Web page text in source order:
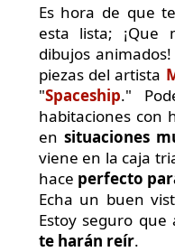
Es hora de que
esta lista; ¡Que
dibujos
piezas del artista
"Spaceship."
habitaciones con
en situaciones
viene en la caja
hace perfecto
Echa un buen
Estoy seguro que
te harán reír.